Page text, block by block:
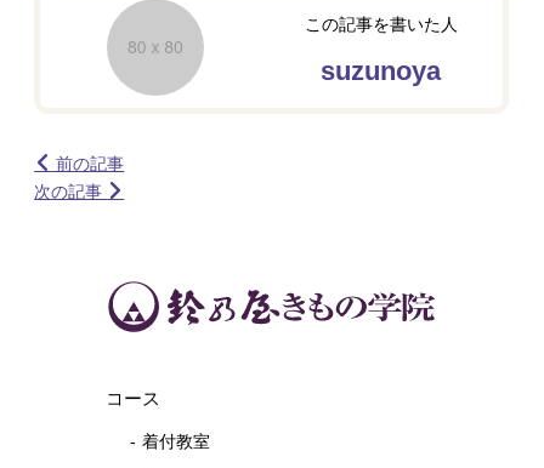
この記事を書いた人
suzunoya
前の記事
次の記事
コース
着付教室